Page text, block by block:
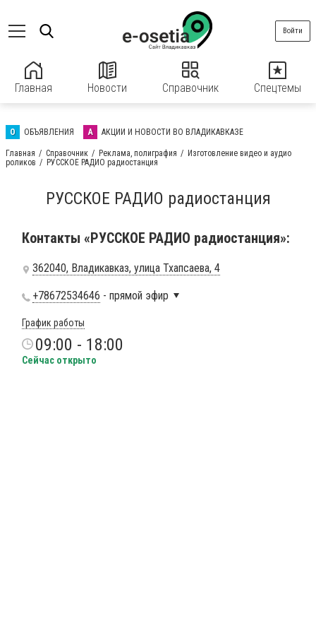
Главная Новости Справочник Спецтемы
Войти
О ОБЪЯВЛЕНИЯ А АКЦИИ И НОВОСТИ ВО ВЛАДИКАВКАЗЕ
Главная Справочник Реклама, полиграфия
Изготовление видео и аудио
роликов
РУССКОЕ РАДИО радиостанция
РУССКОЕ РАДИО радиостанция
Контакты «РУССКОЕ РАДИО радиостанция»:
362040, Владикавказ, улица Тхапсаева, 4
+78672534646 - прямой эфир
График работы
09:00 - 18:00
Сейчас открыто